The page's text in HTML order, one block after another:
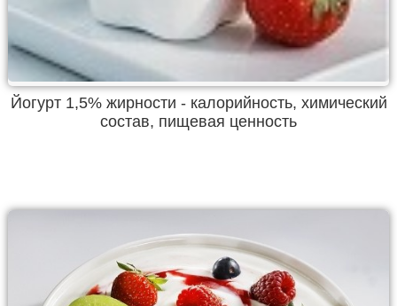
Йогурт 1,5% жирности - калорийность, химический
состав, пищевая ценность